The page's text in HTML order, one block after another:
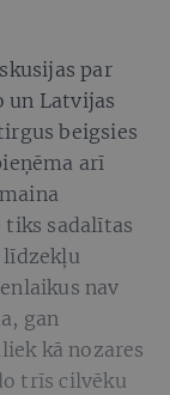
par
un Latvijas
beigsies
arī
sadalītas
līdzekļu
nav
gan
kā nozares
trīs cilvēku